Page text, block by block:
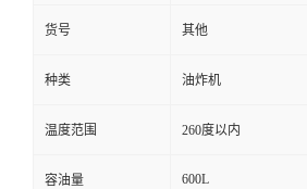
货号 其他
种类 油炸机
温度范围 260度以内
容油量 600L